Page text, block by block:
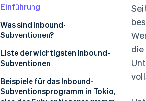
Einführung
Was sind Inbound-
Subventionen?
Liste der wichtigsten Inbound-
Subventionen
Beispiele für das Inbound-
Subventionsprogramm in Tokio,
die